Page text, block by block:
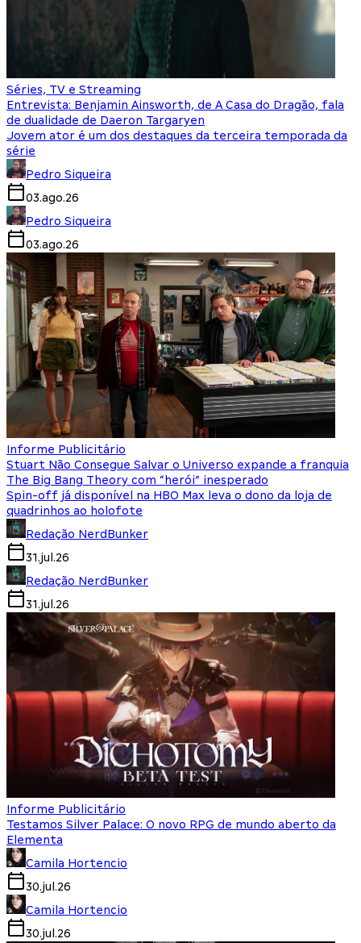
Séries, TV e Streaming
Entrevista: Benjamin Ainsworth, de A Casa do Dragão, fala
de dualidade de Daeron Targaryen
Jovem ator é um dos destaques da terceira temporada da
série
Pedro Siqueira
03.ago.26
Pedro Siqueira
03.ago.26
Informe Publicitário
Stuart Não Consegue Salvar o Universo expande a franquia
The Big Bang Theory com “herói” inesperado
Spin-off já disponível na HBO Max leva o dono da loja de
quadrinhos ao holofote
Redação NerdBunker
31.jul.26
Redação NerdBunker
31.jul.26
Informe Publicitário
Testamos Silver Palace: O novo RPG de mundo aberto da
Elementa
Camila Hortencio
30.jul.26
Camila Hortencio
30.jul.26